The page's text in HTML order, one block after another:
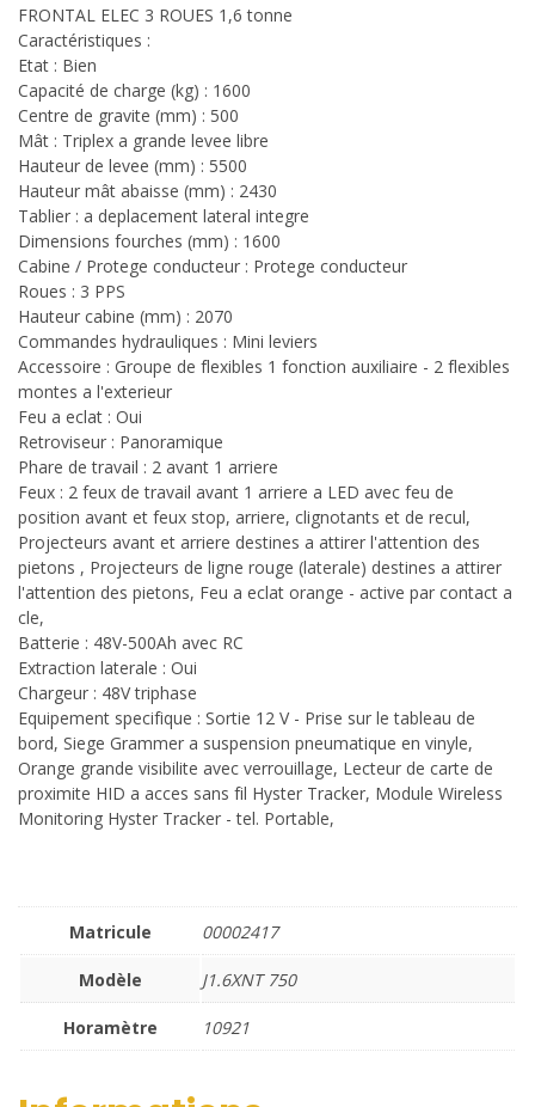
FRONTAL ELEC 3 ROUES 1,6 tonne
Caractéristiques :
Etat : Bien
Capacité de charge (kg) : 1600
Centre de gravite (mm) : 500
Mât : Triplex a grande levee libre
Hauteur de levee (mm) : 5500
Hauteur mât abaisse (mm) : 2430
Tablier : a deplacement lateral integre
Dimensions fourches (mm) : 1600
Cabine / Protege conducteur : Protege conducteur
Roues : 3 PPS
Hauteur cabine (mm) : 2070
Commandes hydrauliques : Mini leviers
Accessoire : Groupe de flexibles 1 fonction auxiliaire - 2 flexibles
montes a l'exterieur
Feu a eclat : Oui
Retroviseur : Panoramique
Phare de travail : 2 avant 1 arriere
Feux : 2 feux de travail avant 1 arriere a LED avec feu de
position avant et feux stop, arriere, clignotants et de recul,
Projecteurs avant et arriere destines a attirer l'attention des
pietons , Projecteurs de ligne rouge (laterale) destines a attirer
l'attention des pietons, Feu a eclat orange - active par contact a
cle,
Batterie : 48V-500Ah avec RC
Extraction laterale : Oui
Chargeur : 48V triphase
Equipement specifique : Sortie 12 V - Prise sur le tableau de
bord, Siege Grammer a suspension pneumatique en vinyle,
Orange grande visibilite avec verrouillage, Lecteur de carte de
proximite HID a acces sans fil Hyster Tracker, Module Wireless
Monitoring Hyster Tracker - tel. Portable,
Matricule 00002417
Modèle J1.6XNT 750
Horamètre 10921